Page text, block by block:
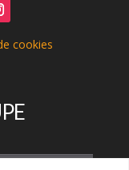
cookies